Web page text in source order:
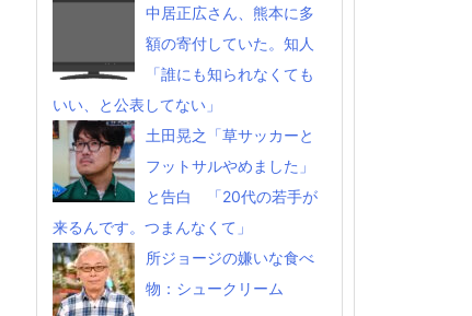
中居正広さん、熊本に多
額の寄付していた。知人
「誰にも知られなくても
いい、と公表してない」
土田晃之「草サッカーと
フットサルやめました」
と告白 「20代の若手が
来るんです。つまんなくて」
所ジョージの嫌いな食べ
物：シュークリーム